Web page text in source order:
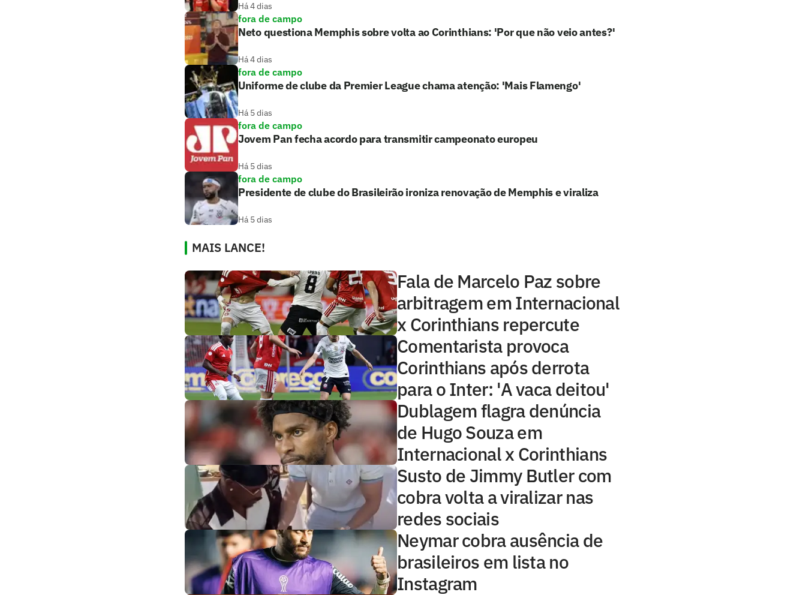
Há 4 dias
fora de campo
Neto questiona Memphis sobre volta ao Corinthians: 'Por que não veio antes?'
Há 4 dias
fora de campo
Uniforme de clube da Premier League chama atenção: 'Mais Flamengo'
Há 5 dias
fora de campo
Jovem Pan fecha acordo para transmitir campeonato europeu
Há 5 dias
fora de campo
Presidente de clube do Brasileirão ironiza renovação de Memphis e viraliza
Há 5 dias
MAIS LANCE!
Fala de Marcelo Paz sobre
arbitragem em Internacional
x Corinthians repercute
Comentarista provoca
Corinthians após derrota
para o Inter: 'A vaca deitou'
Dublagem flagra denúncia
de Hugo Souza em
Internacional x Corinthians
Susto de Jimmy Butler com
cobra volta a viralizar nas
redes sociais
Neymar cobra ausência de
brasileiros em lista no
Instagram